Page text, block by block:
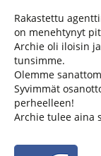
Rakastettu
on menehtynyt
Archie oli iloisin
tunsimme.
Olemme
Syvimmät
perheelleen!
Archie tulee aina